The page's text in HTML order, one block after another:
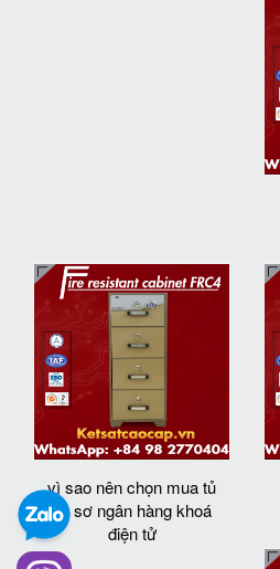
vì sao nên chọn mua tủ
hồ sơ ngân hàng khoá
điện tử